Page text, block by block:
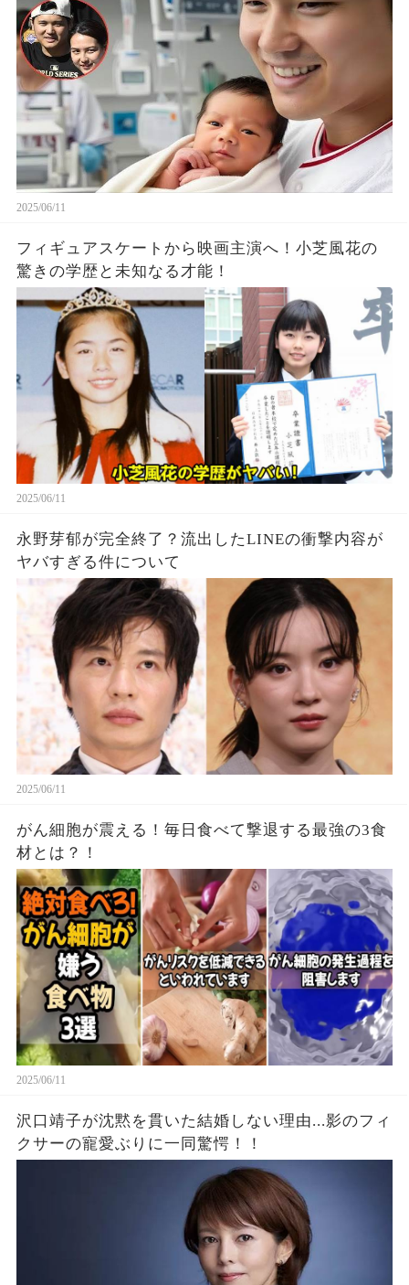
2025/06/11
フィギュアスケートから映画主演へ！小芝風花の
驚きの学歴と未知なる才能！
2025/06/11
永野芽郁が完全終了？流出したLINEの衝撃内容が
ヤバすぎる件について
2025/06/11
がん細胞が震える！毎日食べて撃退する最強の3食
材とは？！
2025/06/11
沢口靖子が沈黙を貫いた結婚しない理由...影のフィ
クサーの寵愛ぶりに一同驚愕！！